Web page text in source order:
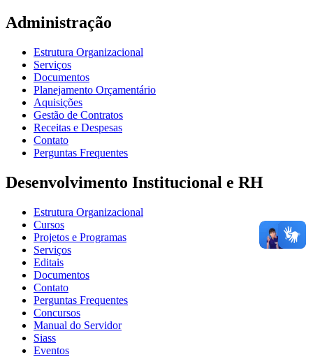
Administração
Estrutura Organizacional
Serviços
Documentos
Planejamento Orçamentário
Aquisições
Gestão de Contratos
Receitas e Despesas
Contato
Perguntas Frequentes
Desenvolvimento Institucional e RH
Estrutura Organizacional
Cursos
Projetos e Programas
Serviços
Editais
Documentos
Contato
Perguntas Frequentes
Concursos
Manual do Servidor
Siass
Eventos